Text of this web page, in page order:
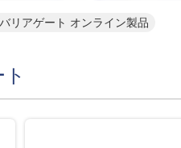
リアゲート オンライン製品